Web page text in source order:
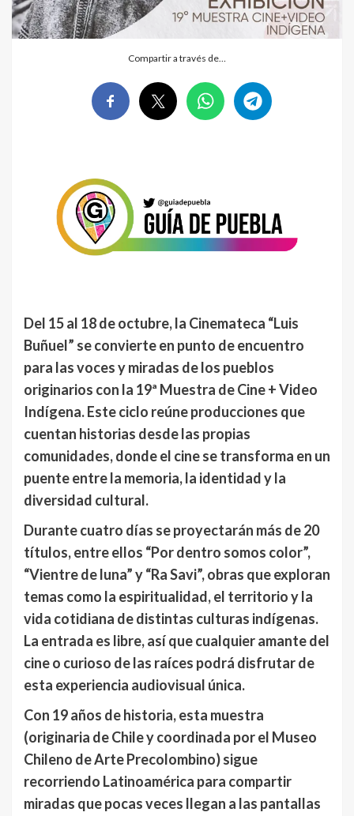
Compartir a través de…
Del 15 al 18 de octubre, la Cinemateca “Luis
Buñuel” se convierte en punto de encuentro
para las voces y miradas de los pueblos
originarios con la 19ª Muestra de Cine + Video
Indígena. Este ciclo reúne producciones que
cuentan historias desde las propias
comunidades, donde el cine se transforma en un
puente entre la memoria, la identidad y la
diversidad cultural.
Durante cuatro días se proyectarán más de 20
títulos, entre ellos “Por dentro somos color”,
“Vientre de luna” y “Ra Savi”, obras que exploran
temas como la espiritualidad, el territorio y la
vida cotidiana de distintas culturas indígenas.
La entrada es libre, así que cualquier amante del
cine o curioso de las raíces podrá disfrutar de
esta experiencia audiovisual única.
Con 19 años de historia, esta muestra
(originaria de Chile y coordinada por el Museo
Chileno de Arte Precolombino) sigue
recorriendo Latinoamérica para compartir
miradas que pocas veces llegan a las pantallas